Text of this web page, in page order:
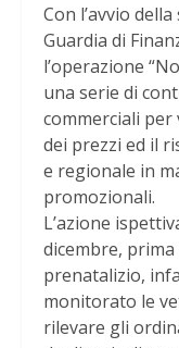
Con l’avvio
Guardia di
l’operazione
una serie di
commerciali
dei prezzi ed il
e regionale in
promozionali.
L’azione
dicembre, prima
prenatalizio,
monitorato le
rilevare gli